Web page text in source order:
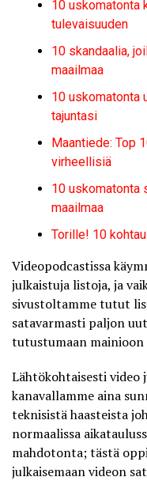
10 uskomatonta
tulevaisuuden
10 skandaalia,
maailmaa
10 uskomatonta
tajuntasi
Maantiede: Top
virheellisiä
10 uskomatonta
maailmaa
Torille! 10
Videopodcastissa
julkaistuja listoja, ja
sivustoltamme tutut
satavarmasti paljon
tutustumaan
Lähtökohtaisesti video
kanavallamme aina
teknisistä haasteista
normaalissa
mahdotonta; tästä
julkaisemaan videon